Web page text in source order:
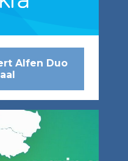
Alfen Duo